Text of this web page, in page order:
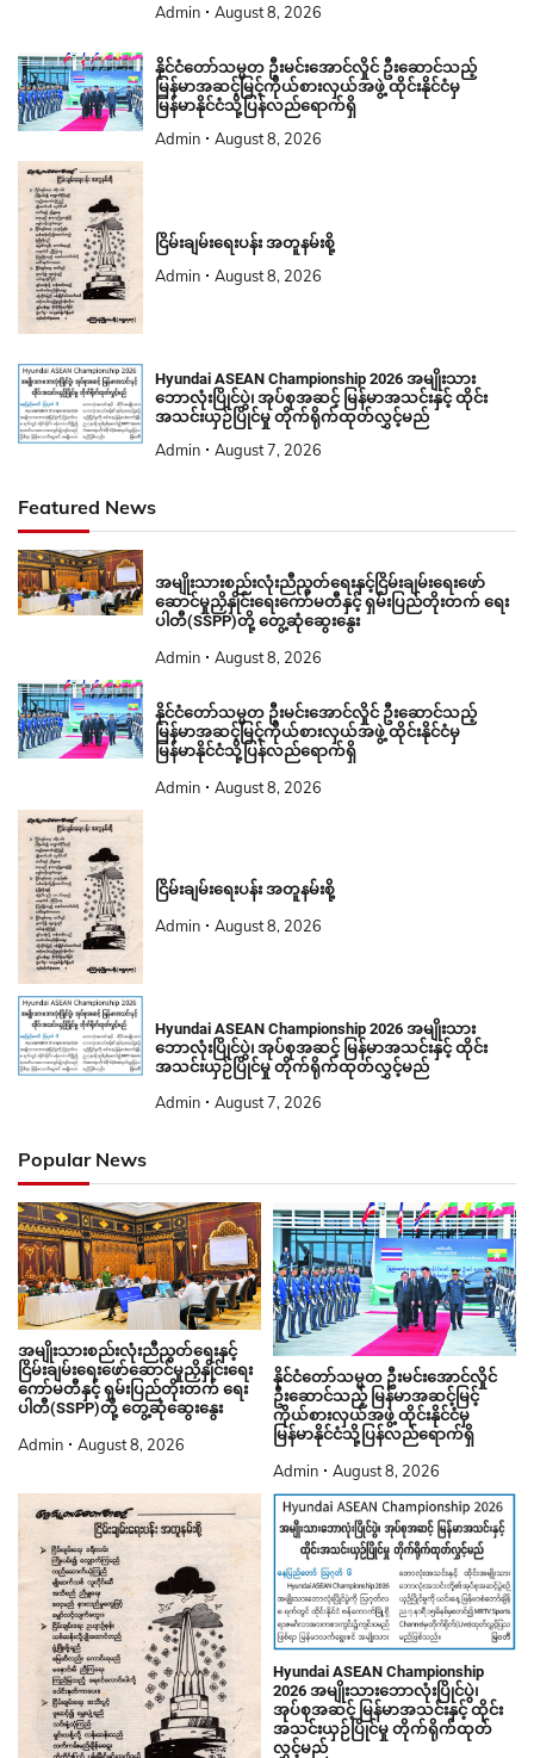
Admin August 8, 2026
နိုင်ငံတော်သမ္မတ ဦးမင်းအောင်လှိုင် ဦးဆောင်သည့်
မြန်မာအဆင့်မြင့်ကိုယ်စားလှယ်အဖွဲ့ ထိုင်းနိုင်ငံမှ
မြန်မာနိုင်ငံသို့ပြန်လည်ရောက်ရှိ
Admin August 8, 2026
ငြိမ်းချမ်းရေးပန်း အတူနမ်းစို့
Admin August 8, 2026
Hyundai ASEAN Championship 2026 အမျိုးသား
ဘောလုံးပြိုင်ပွဲ၊ အုပ်စုအဆင့် မြန်မာအသင်းနှင့် ထိုင်း
အသင်းယှဉ်ပြိုင်မှု တိုက်ရိုက်ထုတ်လွှင့်မည်
Admin August 7, 2026
Featured News
အမျိုးသားစည်းလုံးညီညွတ်ရေးနှင့်ငြိမ်းချမ်းရေးဖော်
ဆောင်မှုညှိနှိုင်းရေးကော်မတီနှင့် ရှမ်းပြည်တိုးတက် ရေး
ပါတီ(SSPP)တို့ တွေ့ဆုံဆွေးနွေး
Admin August 8, 2026
နိုင်ငံတော်သမ္မတ ဦးမင်းအောင်လှိုင် ဦးဆောင်သည့်
မြန်မာအဆင့်မြင့်ကိုယ်စားလှယ်အဖွဲ့ ထိုင်းနိုင်ငံမှ
မြန်မာနိုင်ငံသို့ပြန်လည်ရောက်ရှိ
Admin August 8, 2026
ငြိမ်းချမ်းရေးပန်း အတူနမ်းစို့
Admin August 8, 2026
Hyundai ASEAN Championship 2026 အမျိုးသား
ဘောလုံးပြိုင်ပွဲ၊ အုပ်စုအဆင့် မြန်မာအသင်းနှင့် ထိုင်း
အသင်းယှဉ်ပြိုင်မှု တိုက်ရိုက်ထုတ်လွှင့်မည်
Admin August 7, 2026
Popular News
အမျိုးသားစည်းလုံးညီညွတ်ရေးနှင့်
ငြိမ်းချမ်းရေးဖော်ဆောင်မှုညှိနှိုင်းရေး
ကော်မတီနှင့် ရှမ်းပြည်တိုးတက် ရေး
ပါတီ(SSPP)တို့ တွေ့ဆုံဆွေးနွေး
Admin August 8, 2026
နိုင်ငံတော်သမ္မတ ဦးမင်းအောင်လှိုင်
ဦးဆောင်သည့် မြန်မာအဆင့်မြင့်
ကိုယ်စားလှယ်အဖွဲ့ ထိုင်းနိုင်ငံမှ
မြန်မာနိုင်ငံသို့ပြန်လည်ရောက်ရှိ
Admin August 8, 2026
Hyundai ASEAN Championship
2026 အမျိုးသားဘောလုံးပြိုင်ပွဲ၊
အုပ်စုအဆင့် မြန်မာအသင်းနှင့် ထိုင်း
အသင်းယှဉ်ပြိုင်မှု တိုက်ရိုက်ထုတ်
လွှင့်မည်